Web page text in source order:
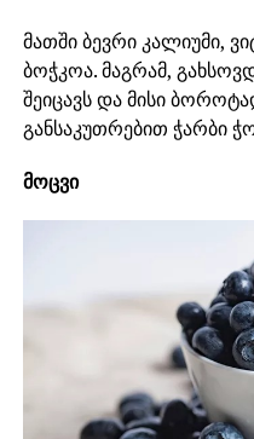
მათში ბევრი კალიუმი,
ბოჭკოა. მაგრამ,
შეიცავს და მისი
განსაკუთრებით ჭარბი
მოცვი